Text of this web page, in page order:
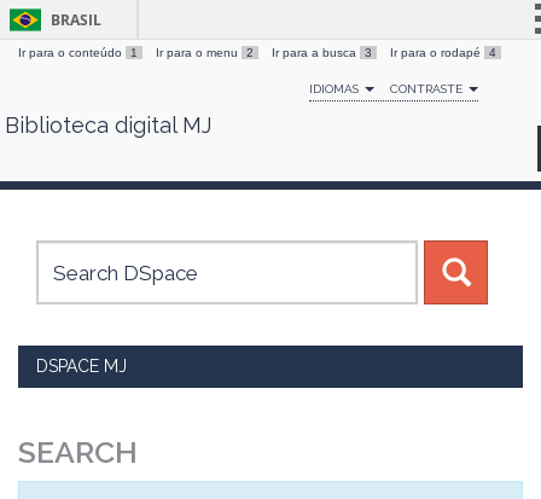
Skip
BRASIL
Simplifique!
Comunica BR
Canais
Ir para o conteúdo 1 Ir para o menu 2 Ir para a busca 3 Ir para o rodapé 4
IDIOMAS CONTRASTE
Biblioteca digital MJ
DSPACE MJ
SEARCH